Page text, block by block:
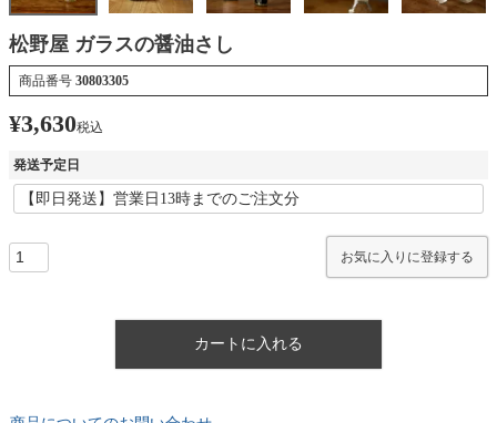
松野屋 ガラスの醤油さし
商品番号 30803305
¥3,630税込
発送予定日
お気に入りに登録する
カートに入れる